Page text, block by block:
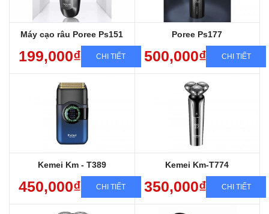
Máy cạo râu Poree Ps151
199,000₫ CHI TIẾT
Máy sử dụng lưỡi Pr8
Poree Ps177
500,000₫ CHI TIẾT
Kemei Km - T389
450,000₫ CHI TIẾT
Kemei Km-T774
350,000₫ CHI TIẾT